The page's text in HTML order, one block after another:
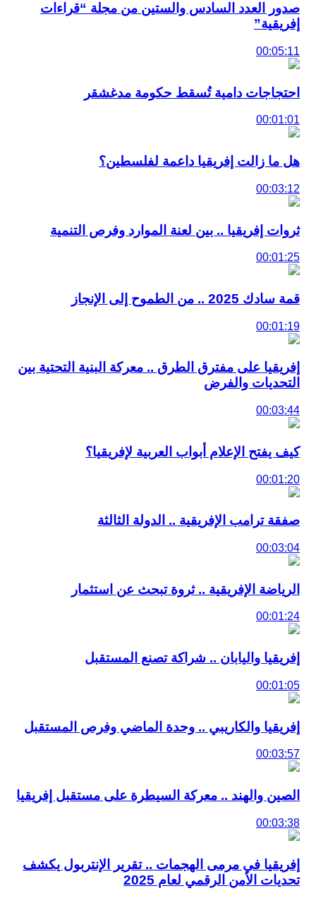
صدور العدد السادس والستين من مجلة “قراءات
إفريقية”
00:05:11
احتجاجات دامية تُسقط حكومة مدغشقر
00:01:01
هل ما زالت إفريقيا داعمة لفلسطين؟
00:03:12
ثروات إفريقيا .. بين لعنة الموارد وفرص التنمية
00:01:25
قمة سادك 2025 .. من الطموح إلى الإنجاز
00:01:19
إفريقيا على مفترق الطرق .. معركة البنية التحتية بين
التحديات والفرض
00:03:44
كيف يفتح الإعلام أبواب العربية لإفريقيا؟
00:01:20
صفقة ترامب الإفريقية .. الدولة الثالثة
00:03:04
الرياضة الإفريقية .. ثروة تبحث عن استثمار
00:01:24
إفريقيا واليابان .. شراكة تصنع المستقبل
00:01:05
إفريقيا والكاريبي .. وحدة الماضي وفرص المستقبل
00:03:57
الصين والهند .. معركة السيطرة على مستقبل إفريقيا
00:03:38
إفريقيا في مرمى الهجمات .. تقرير الإنتربول يكشف
تحديات الأمن الرقمي لعام 2025